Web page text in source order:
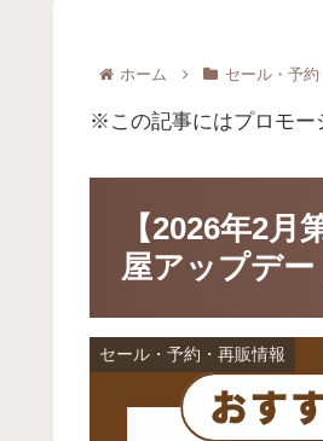
ホーム セール・予
※この記事にはプロモー
【2026年2
屋アップデ
セール・予約・再販情報